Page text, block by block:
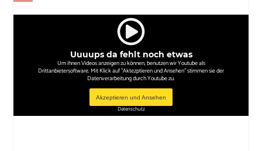
Uuuups da fehlt noch etwas
Um ihnen Videos anzeigen zu können, benutzen wir Youtube als
Drittanbietersoftware. Mit Klick auf "Aktezptieren und Ansehen" stimmen sie der
Datenverarbeitung durch Youtube zu.
Akzeptieren und Ansehen
Datenschutz